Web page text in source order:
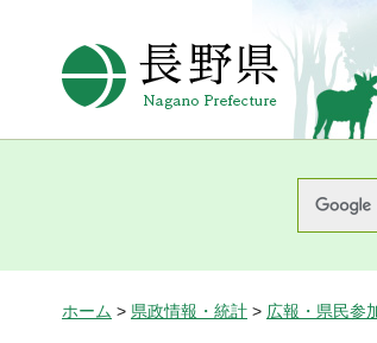
長野県
ホーム > 県政情報・統計 > 広報・県民参